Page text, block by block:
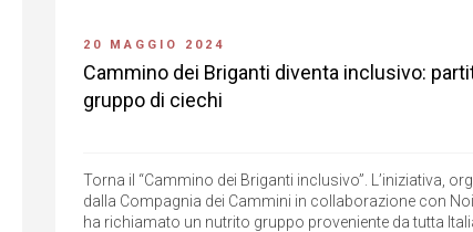
20 MAGGIO 2024
Cammino dei Briganti diventa inclusivo:
gruppo di ciechi
Torna il “Cammino dei Briganti inclusivo”. L’iniziativa,
dalla Compagnia dei Cammini in collaborazione con
ha richiamato un nutrito gruppo proveniente da tutta